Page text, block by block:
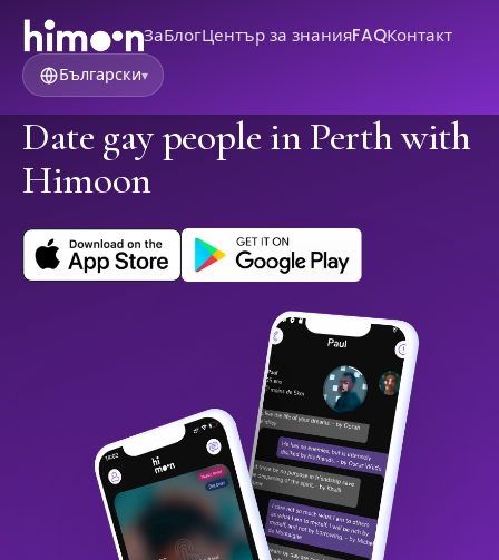
ЗаБлогЦентър за знанияFAQКонтакт
Български▾
Date gay people in Perth with
Himoon